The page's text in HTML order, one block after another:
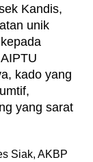
Kandis,
unik
kado yang
yang sarat
Siak, AKBP